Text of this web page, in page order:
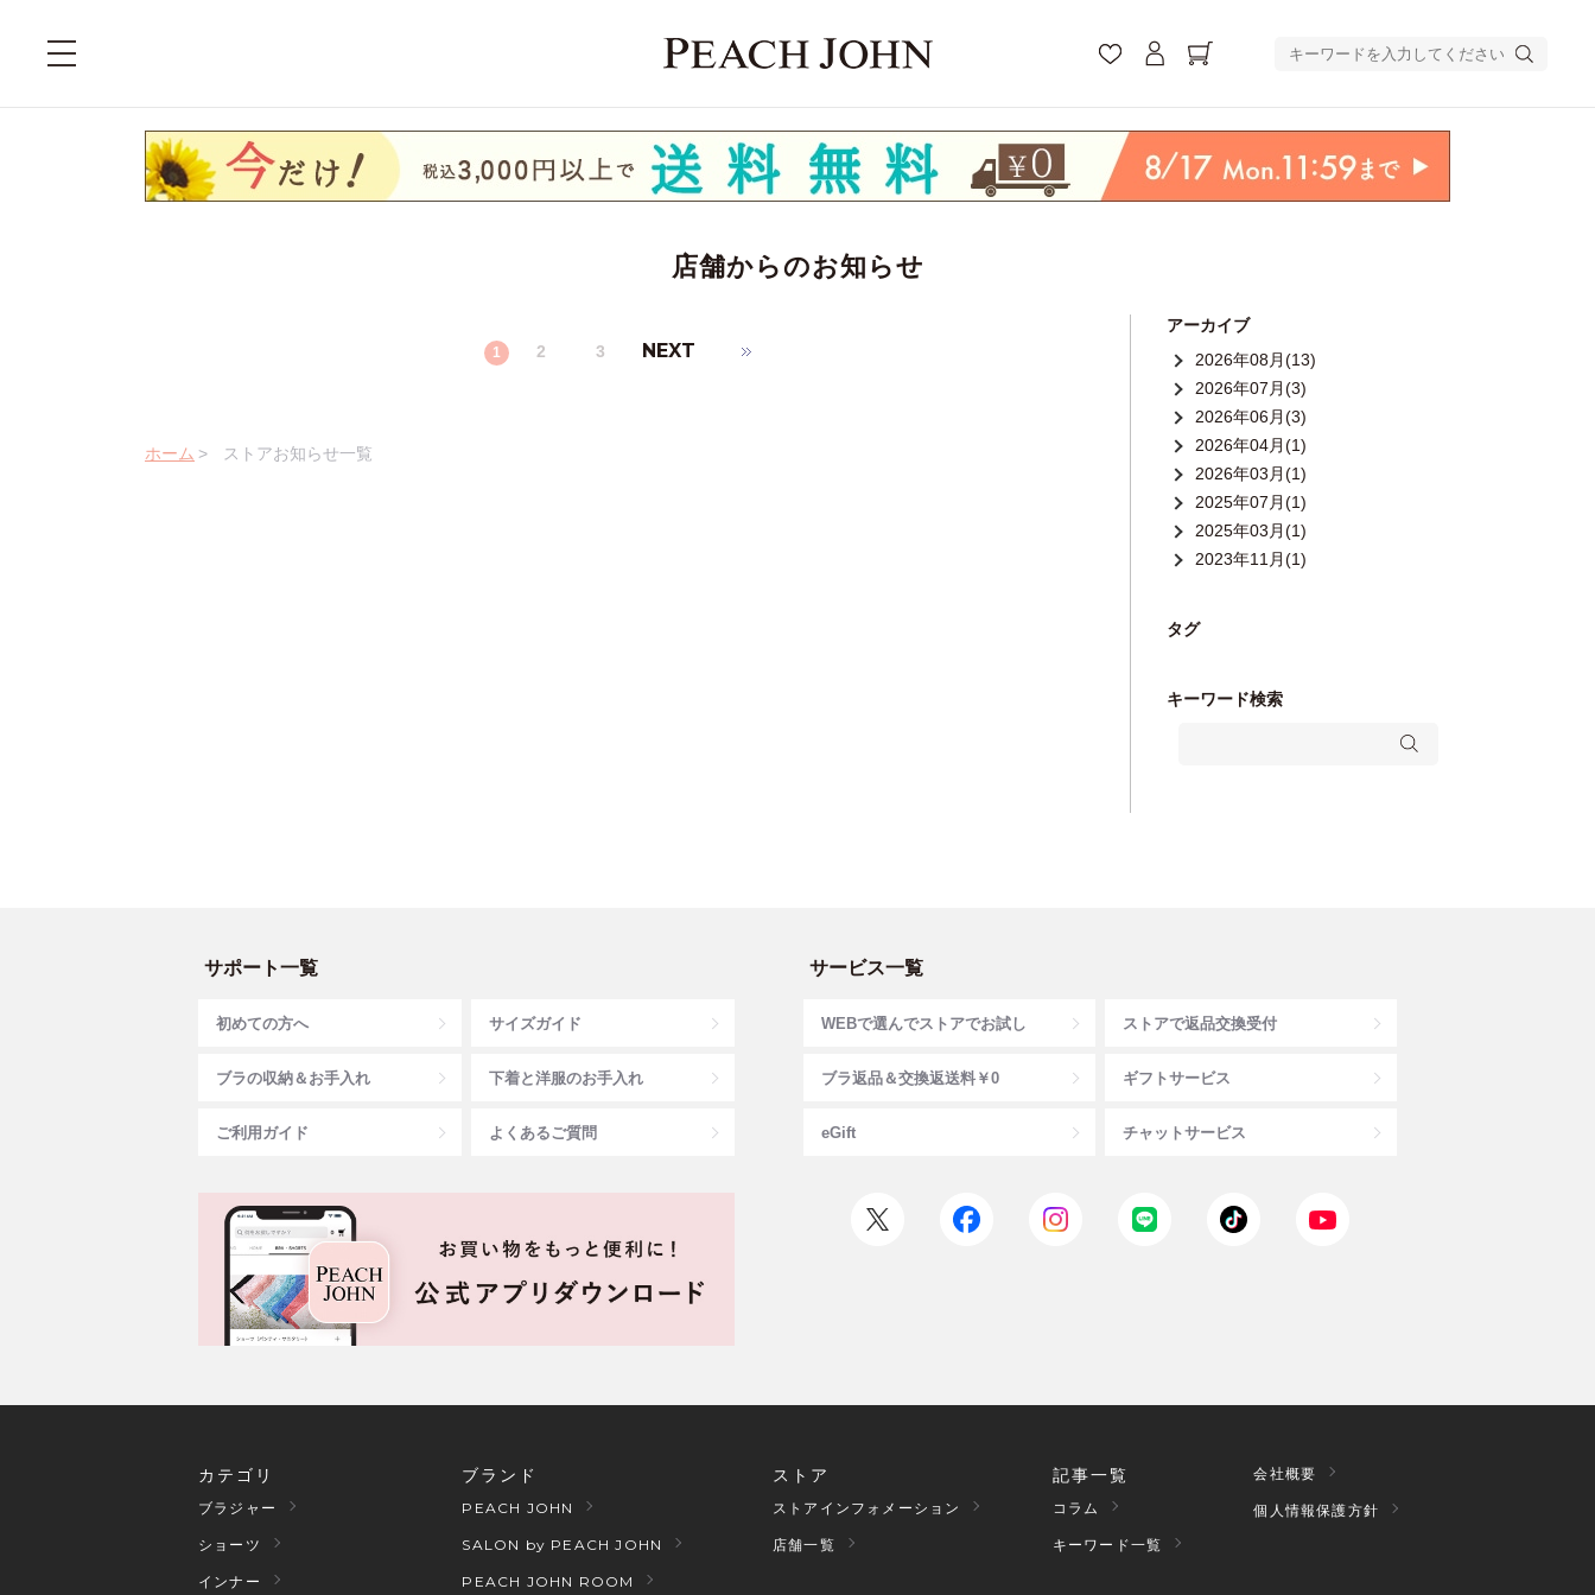
店舗からのお知らせ
1 2 3
ホーム > ストアお知らせ一覧
アーカイブ
2026年08月(13)
2026年07月(3)
2026年06月(3)
2026年04月(1)
2026年03月(1)
2025年07月(1)
2025年03月(1)
2023年11月(1)
タグ
キーワード検索
サポート一覧
初めての方へ サイズガイド
ブラの収納＆お手入れ 下着と洋服のお手入れ
ご利用ガイド よくあるご質問
サービス一覧
WEBで選んでストアでお試し ストアで返品交換受付
ブラ返品＆交換返送料￥0 ギフトサービス
eGift チャットサービス
カテゴリ
ブラジャー
ショーツ
インナー
ブランド
PEACH JOHN
SALON by PEACH JOHN
PEACH JOHN ROOM
ストア
ストアインフォメーション
店舗一覧
記事一覧
コラム
キーワード一覧
会社概要
個人情報保護方針